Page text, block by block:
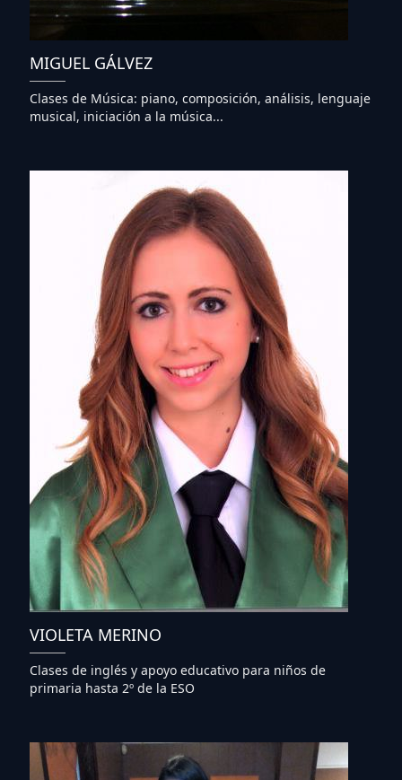
MIGUEL GÁLVEZ
Clases de Música: piano, composición, análisis, lenguaje
musical, iniciación a la música...
VIOLETA MERINO
Clases de inglés y apoyo educativo para niños de
primaria hasta 2º de la ESO